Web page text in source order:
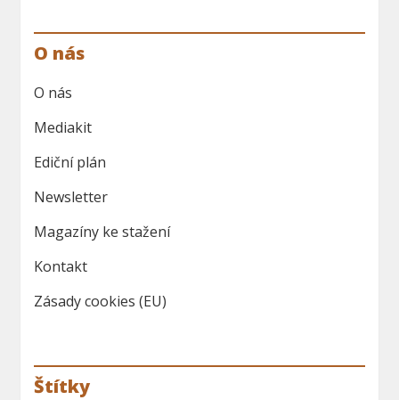
O nás
O nás
Mediakit
Ediční plán
Newsletter
Magazíny ke stažení
Kontakt
Zásady cookies (EU)
Štítky